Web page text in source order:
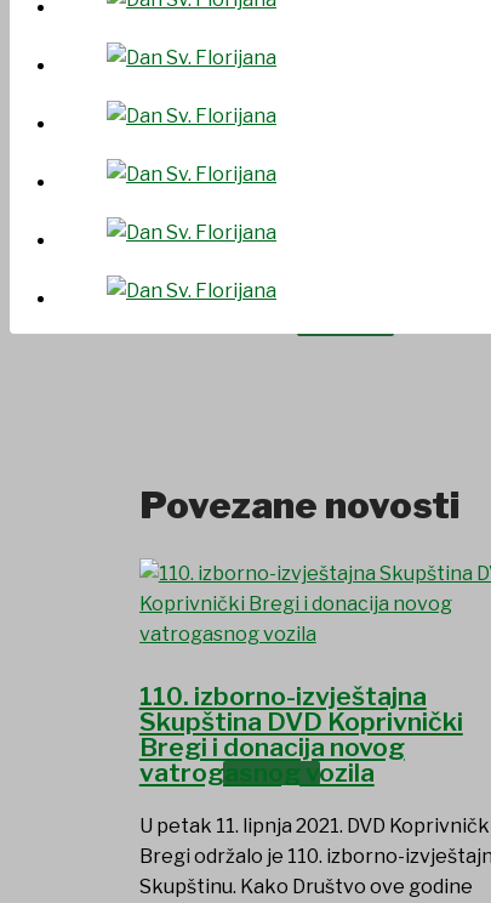
USTANOVE
Povezane novosti
110. izborno-izvještajna
Skupština DVD Koprivnički
Bregi i donacija novog
vatrogasnog vozila
U petak 11. lipnja 2021. DVD
Bregi održalo je 110. izborno-
Skupštinu. Kako Društvo ove godine